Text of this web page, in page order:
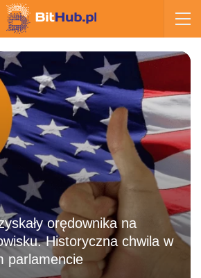
orędownika na
Historyczna chwila w
parlamencie